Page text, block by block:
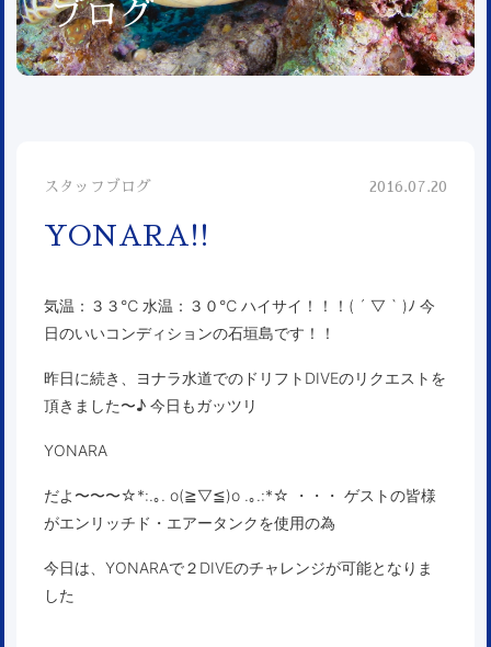
ブログ
スタッフブログ 2016.07.20
YONARA!!
気温：３３℃ 水温：３０℃ ハイサイ！！！( ´ ▽ ` )ﾉ 今
日のいいコンディションの石垣島です！！
昨日に続き、ヨナラ水道でのドリフトDIVEのリクエストを
頂きました〜♪ 今日もガッツリ
YONARA
だよ〜〜〜☆*:.｡. o(≧▽≦)o .｡.:*☆ ・・・ ゲストの皆様
がエンリッチド・エアータンクを使用の為
今日は、YONARAで２DIVEのチャレンジが可能となりま
した